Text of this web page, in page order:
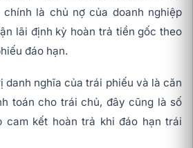
chính là chủ nợ của doanh nghiệp
lãi định kỳ hoàn trả tiền gốc theo
đáo hạn.
danh nghĩa của trái phiếu và là căn
toán cho trái chủ, đây cũng là số
cam kết hoàn trả khi đáo hạn trái